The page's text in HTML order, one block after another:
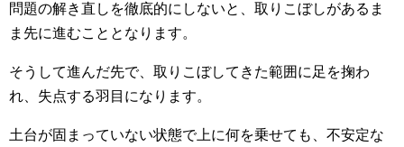
問題の解き直しを徹底的にしないと、取りこぼしがあるま
ま先に進むこととなります。
そうして進んだ先で、取りこぼしてきた範囲に足を掬わ
れ、失点する羽目になります。
土台が固まっていない状態で上に何を乗せても、不安定な